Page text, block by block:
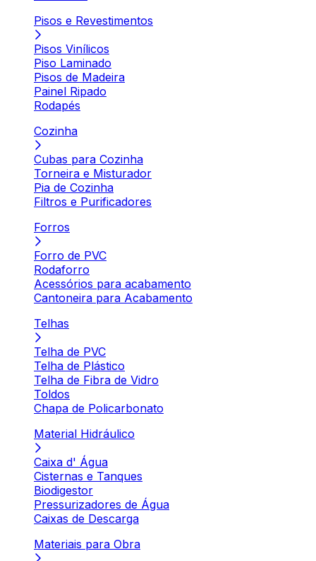
Pisos e Revestimentos
Pisos Vinílicos
Piso Laminado
Pisos de Madeira
Painel Ripado
Rodapés
Cozinha
Cubas para Cozinha
Torneira e Misturador
Pia de Cozinha
Filtros e Purificadores
Forros
Forro de PVC
Rodaforro
Acessórios para acabamento
Cantoneira para Acabamento
Telhas
Telha de PVC
Telha de Plástico
Telha de Fibra de Vidro
Toldos
Chapa de Policarbonato
Material Hidráulico
Caixa d' Água
Cisternas e Tanques
Biodigestor
Pressurizadores de Água
Caixas de Descarga
Materiais para Obra